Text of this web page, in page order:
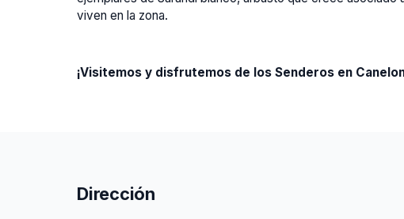
viven en la zona.
¡Visitemos y disfrutemos de los Senderos en
Dirección